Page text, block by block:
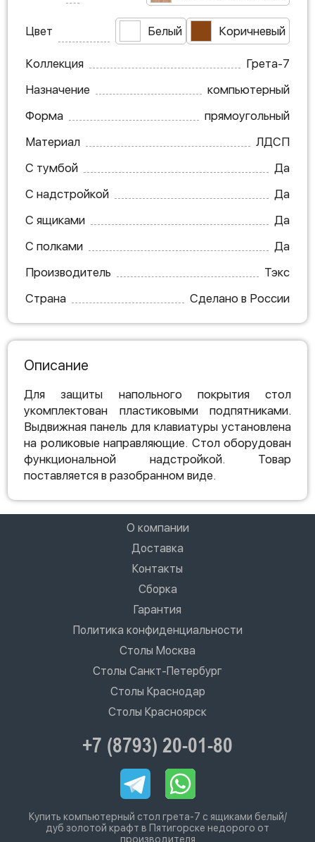
Цвет Белый Коричневый
Коллекция
Грета-7
Назначение
компьютерный
Форма
прямоугольный
Материал
ЛДСП
С тумбой
Да
С надстройкой
Да
С ящиками
Да
С полками
Да
Производитель
Тэкс
Страна
Сделано в России
Описание
Для защиты напольного покрытия стол
укомплектован пластиковыми подпятниками.
Выдвижная панель для клавиатуры установлена
на роликовые направляющие. Стол оборудован
функциональной надстройкой. Товар
поставляется в разобранном виде.
О компании
Доставка
Контакты
Сборка
Гарантия
Политика конфиденциальности
Столы Москва
Столы Санкт-Петербург
Столы Краснодар
Столы Красноярск
+7 (8793) 20-01-80
Купить компьютерный стол грета-7 с ящиками белый/
дуб золотой крафт в Пятигорске недорого от
производителя